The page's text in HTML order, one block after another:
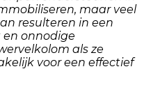
maar veel
resulteren in een
onnodige
als ze
voor een effectief